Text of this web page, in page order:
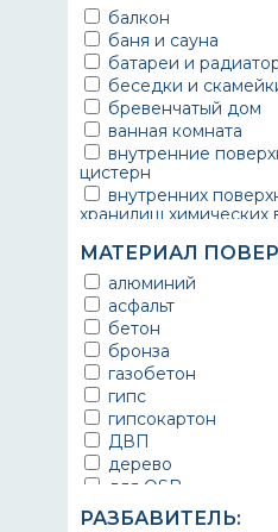
балкон
баня и сауна
батареи и
беседки и
бревенчатый дом
ванная комната
внутренние
цистерн
внутренних
хранилищ химических
ворота
выхлопные системы
автомобилей
газопроводы
гараж
гидротехнические
городской
грузовые вагоны
двери
детали двигателей
детали машин
для автомобилей
МАТЕРИАЛ
алюминий
асфальт
бетон
бронза
газобетон
гипс
гипсокартон
ДВП
дерево
для OSB
для бетона
РАЗБАВИТЕЛЬ: